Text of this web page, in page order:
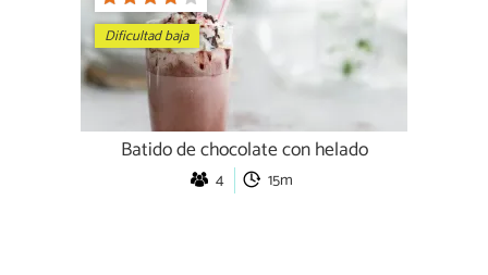
Dificultad baja
Batido de chocolate con helado
4 15m